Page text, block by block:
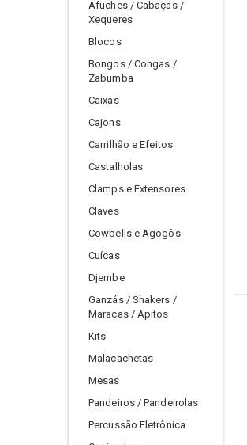
Interfaces de Audio
Acessórios
Amplificadores
Baixos
Capas / Cases
Encordoamentos
Pedais / Pedaleiras
Transmissores
Afuches / Cabaças /
Xequeres
Blocos
Bongos / Congas /
Zabumba
Caixas
Cajons
Carrilhão e Efeitos
Castalholas
Clamps e Extensores
Claves
Cowbells e Agogôs
Cuícas
Djembe
Ganzás / Shakers /
Maracas / Apitos
Kits
Malacachetas
Mesas
Pandeiros / Pandeirolas
Percussão Eletrônica